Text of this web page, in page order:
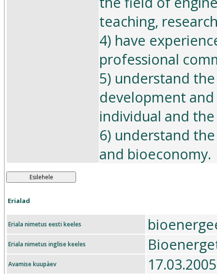
teaching,
4) have
professional
5) understand
development
individual and
6) understand
and bioeconomy.
Esilehele
Erialad
Eriala nimetus eesti keeles
Eriala nimetus inglise keeles
Avamise kuupäev 17.03.2005